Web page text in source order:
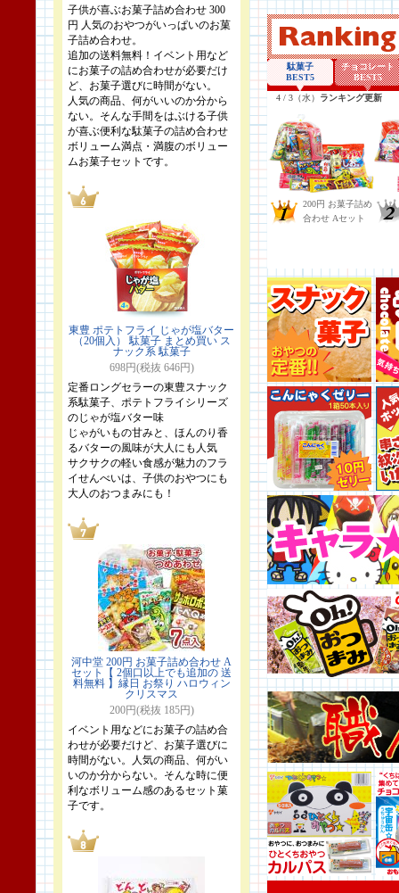
子供が喜ぶお菓子詰め合わせ 300
円 人気のおやつがいっぱいのお菓
子詰め合わせ。
追加の送料無料！イベント用など
にお菓子の詰め合わせが必要だけ
ど、お菓子選びに時間がない。
人気の商品、何がいいのか分から
ない。そんな手間をはぶける子供
が喜ぶ便利な駄菓子の詰め合わせ
ボリューム満点・満腹のボリュー
ムお菓子セットです。
東豊 ポテトフライ じゃが塩バター
（20個入） 駄菓子 まとめ買い ス
ナック系 駄菓子
698円(税抜 646円)
定番ロングセラーの東豊スナック
系駄菓子、ポテトフライシリーズ
のじゃが塩バター味
じゃがいもの甘みと、ほんのり香
るバターの風味が大人にも人気
サクサクの軽い食感が魅力のフラ
イせんべいは、子供のおやつにも
大人のおつまみにも！
河中堂 200円 お菓子詰め合わせ A
セット【 2個口以上でも追加の 送
料無料 】縁日 お祭り ハロウィン
クリスマス
200円(税抜 185円)
イベント用などにお菓子の詰め合
わせが必要だけど、お菓子選びに
時間がない。人気の商品、何がい
いのか分からない。そんな時に便
利なボリューム感のあるセット菓
子です。